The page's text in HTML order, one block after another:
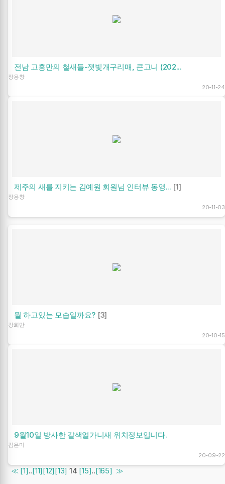
전남 고흥만의 철새들-잿빛개구리매, 큰고니 (202...
장용창
20-11-24
제주의 새를 지키는 김예원 회원님 인터뷰 동영... [1]
장용창
20-11-03
뭘 하고있는 모습일까요? [3]
강희만
20-10-15
9월10일 방사한 갈색얼가니새 위치정보입니다.
김은미
20-09-22
≪ [1]..[11][12][13] 14 [15]..[165] ≫